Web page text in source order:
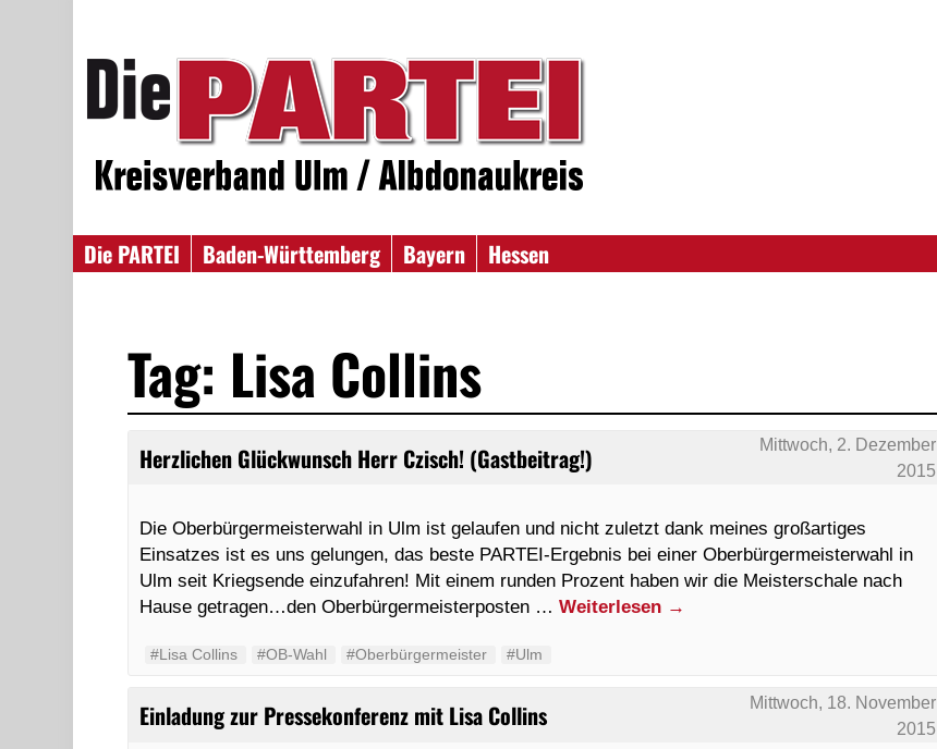
Die PARTEI Baden-Württemberg Bayern
Hessen
Tag: Lisa Collins
Herzlichen Glückwunsch Herr Czisch! (Gastbeitrag!)
Mittwoch, 2. Dezember
2015
Die Oberbürgermeisterwahl in Ulm ist gelaufen und nicht zuletzt dank meines großartiges
Einsatzes ist es uns gelungen, das beste PARTEI-Ergebnis bei einer Oberbürgermeisterwahl in
Ulm seit Kriegsende einzufahren! Mit einem runden Prozent haben wir die Meisterschale nach
Hause getragen…den Oberbürgermeisterposten …Weiterlesen →
#Lisa Collins #OB-Wahl #Oberbürgermeister #Ulm
Einladung zur Pressekonferenz mit Lisa Collins
Mittwoch, 18. November
2015